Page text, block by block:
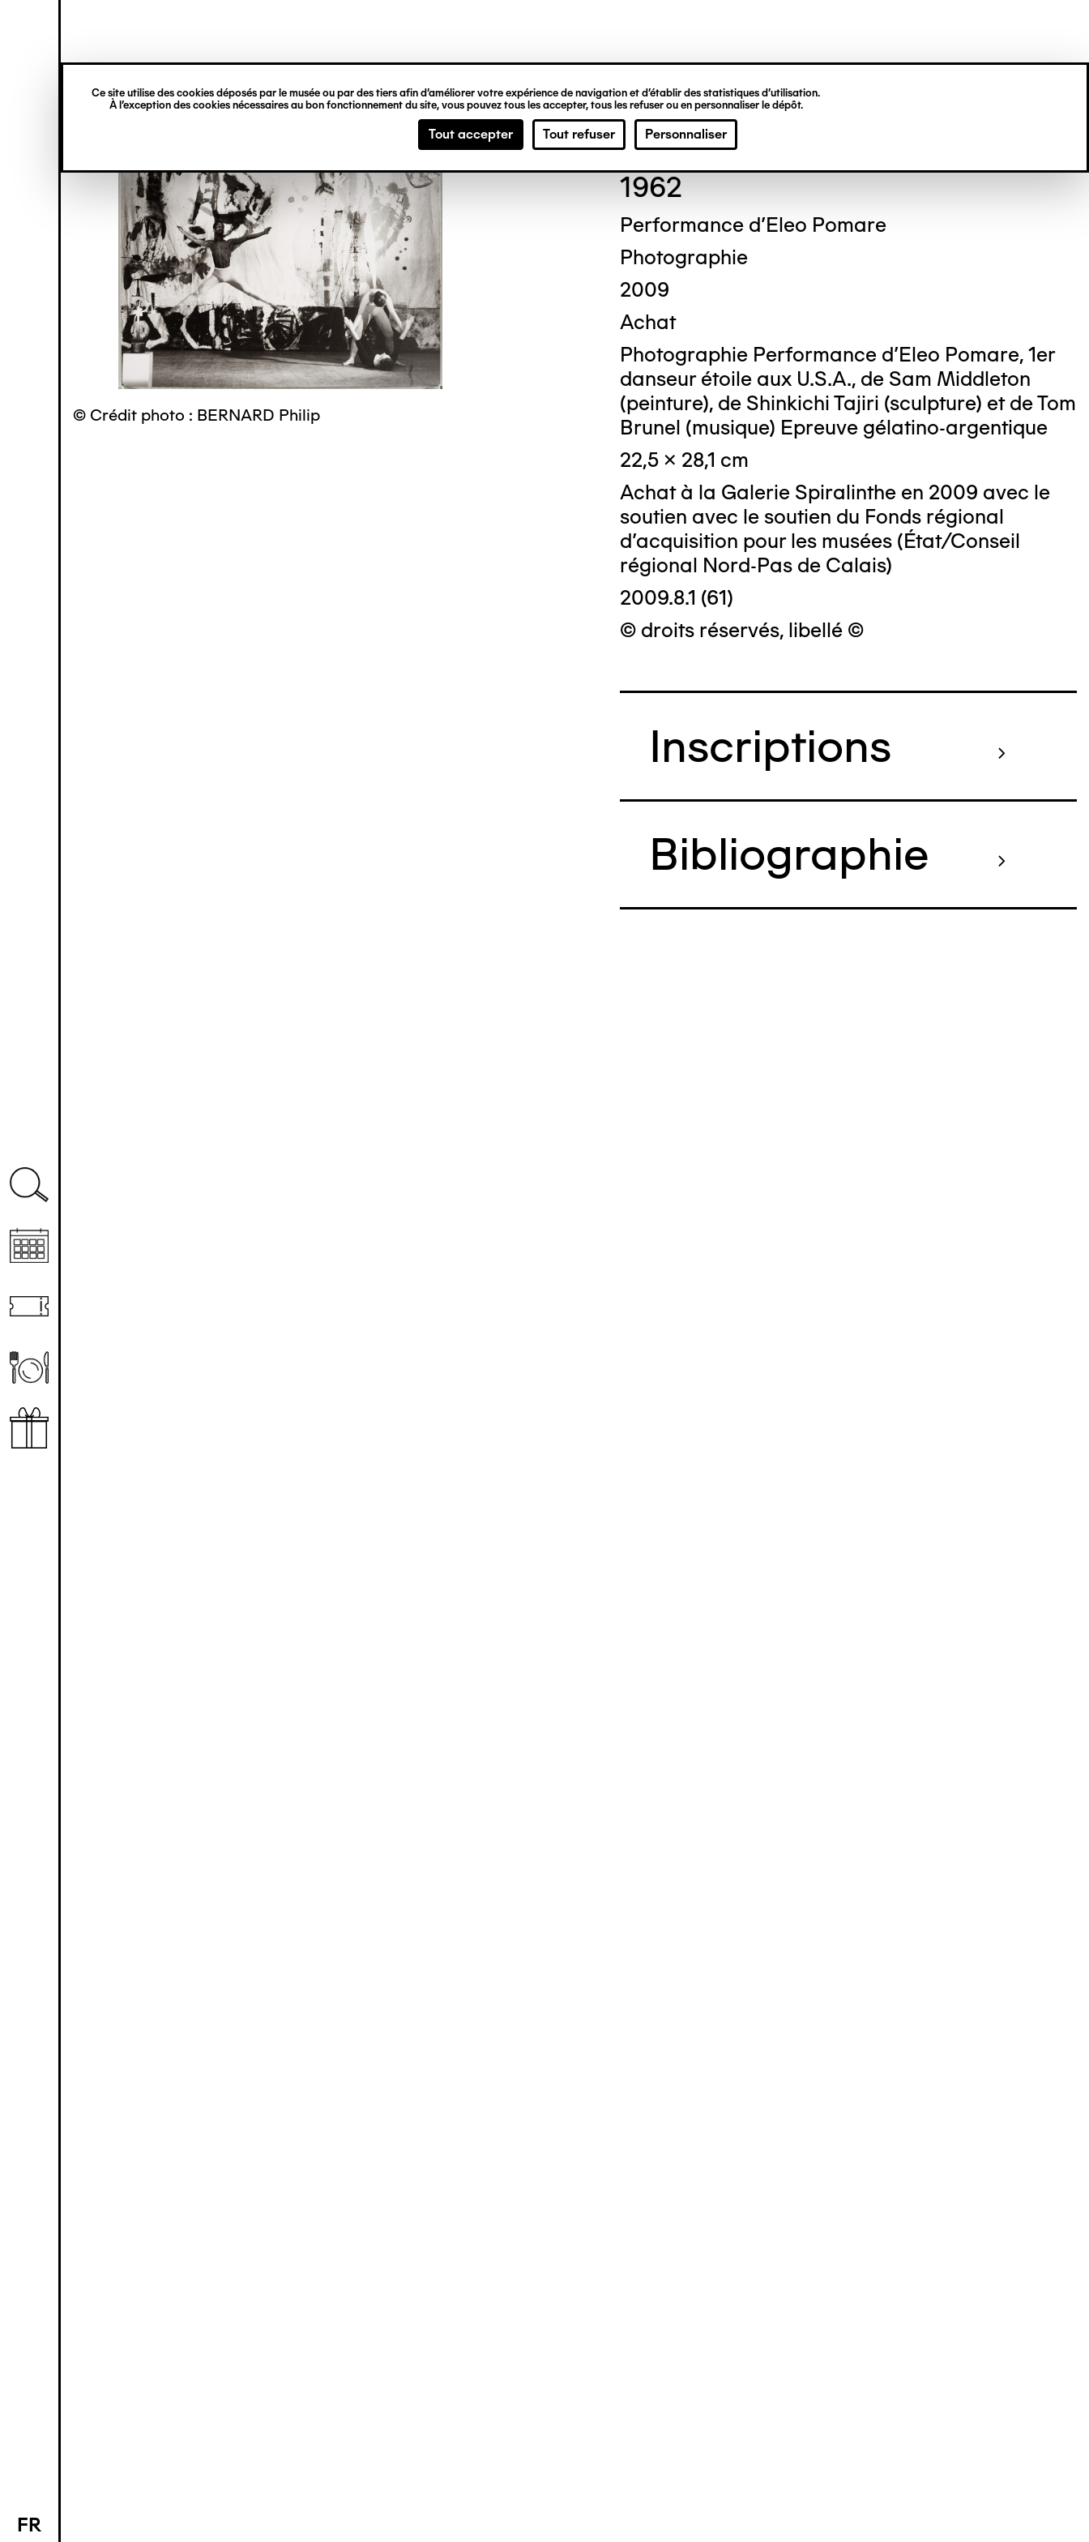
Ce site utilise des cookies déposés par le musée ou par des tiers afin d’améliorer votre expérience de navigation et d’établir des statistiques d’utilisation.
À l’exception des cookies nécessaires au bon fonctionnement du site, vous pouvez tous les accepter, tous les refuser ou en personnaliser le dépôt.
Tout accepter Tout refuser Personnaliser
principal
verticale
FR
EN
© Crédit photo : BERNARD Philip
Cor DEKKINGA
1962
Performance d'Eleo Pomare
Photographie
2009
Achat
Photographie Performance d'Eleo Pomare, 1er
danseur étoile aux U.S.A., de Sam Middleton
(peinture), de Shinkichi Tajiri (sculpture) et de Tom
Brunel (musique) Epreuve gélatino-argentique
22,5 x 28,1 cm
Achat à la Galerie Spiralinthe en 2009 avec le
soutien avec le soutien du Fonds régional
d'acquisition pour les musées (État/Conseil
régional Nord-Pas de Calais)
2009.8.1 (61)
© droits réservés, libellé ©
Inscriptions
Bibliographie